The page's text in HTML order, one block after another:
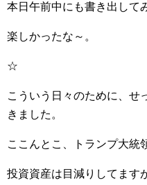
本日午前中にも書き出して
楽しかったな～。
☆
こういう日々のために、せ
きました。
ここんとこ、トランプ大統
投資資産は目減りしてます